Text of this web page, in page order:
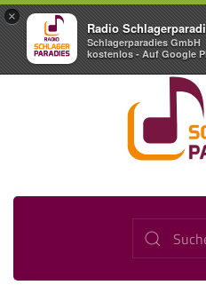
×
Radio
Schlagerparadies GmbH
kostenlos - Auf Google